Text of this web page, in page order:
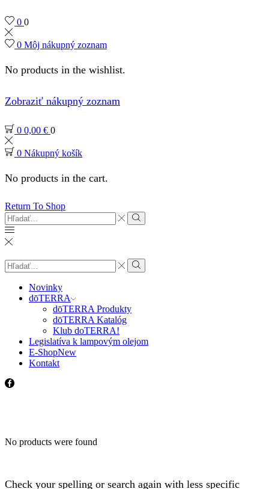
0 0
0 Môj nákupný zoznam
No products in the wishlist.
Zobraziť nákupný zoznam
0 0,00 € 0
0 Nákupný košík
No products in the cart.
Return To Shop
Search
input
Search
Search
input
Search
Novinky
dōTERRA
dōTERRA Produkty
dōTERRA Katalóg
Klub doTERRA!
Legislatíva k lampovým olejom
E-ShopNew
Kontakt
Facebook
No products were found
Check your spelling or search again with less specific